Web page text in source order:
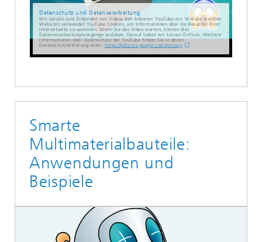
Datenschutz und Datenverarbeitung
Wir setzen zum Einbinden von Videos den Anbieter YouTube ein. Wie die meisten
Websites verwendet YouTube Cookies, um Informationen über die Besucher ihrer
Internetseite zu sammeln. Wenn Sie das Video starten, könnte dies
Datenverarbeitungsvorgänge auslösen. Darauf haben wir keinen Einfluss. Weitere
Informationen über Datenschutz bei YouTube finden Sie in deren
Datenschutzerklärung unter: https://policies.google.com/privacy
Smarte
Multimaterialbauteile:
Anwendungen und
Beispiele